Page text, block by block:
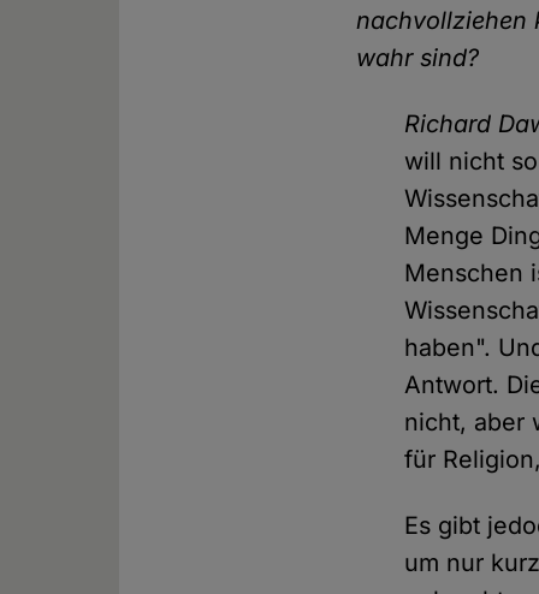
nachvollziehen
wahr sind?
Richard
will nicht
Menge
Menschen
haben".
Antwort.
nicht, aber
für
Es gibt
um nur